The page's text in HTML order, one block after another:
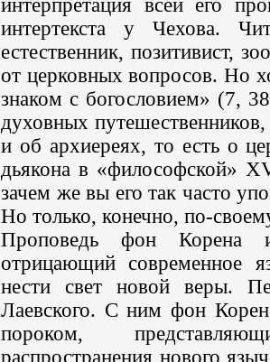
интерпретация всей его
интертекста у Чехова.
естественник, позитивист,
от церковных вопросов. Но
знаком с богословием» (7,
духовных
и об архиереях, то есть о
дьякона в «философской»
зачем же вы его так часто
Но только, конечно, по-
Проповедь фон Корена
отрицающий современное
нести свет новой веры.
Лаевского. С ним фон
пороком,
распространения нового